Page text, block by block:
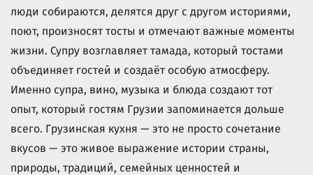
люди собираются, делятся друг с другом историями,
поют, произносят тосты и отмечают важные моменты
жизни. Супру возглавляет тамада, который тостами
объединяет гостей и создаёт особую атмосферу.
Именно супра, вино, музыка и блюда создают тот
опыт, который гостям Грузии запоминается дольше
всего. Грузинская кухня — это не просто сочетание
вкусов — это живое выражение истории страны,
природы, традиций, семейных ценностей и